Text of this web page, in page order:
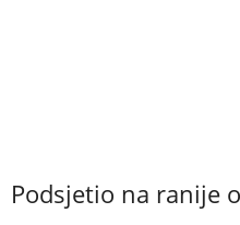
Podsjetio na ranije